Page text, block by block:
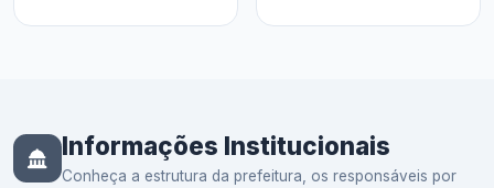
Informações Institucionais
Conheça a estrutura da prefeitura, os responsáveis por